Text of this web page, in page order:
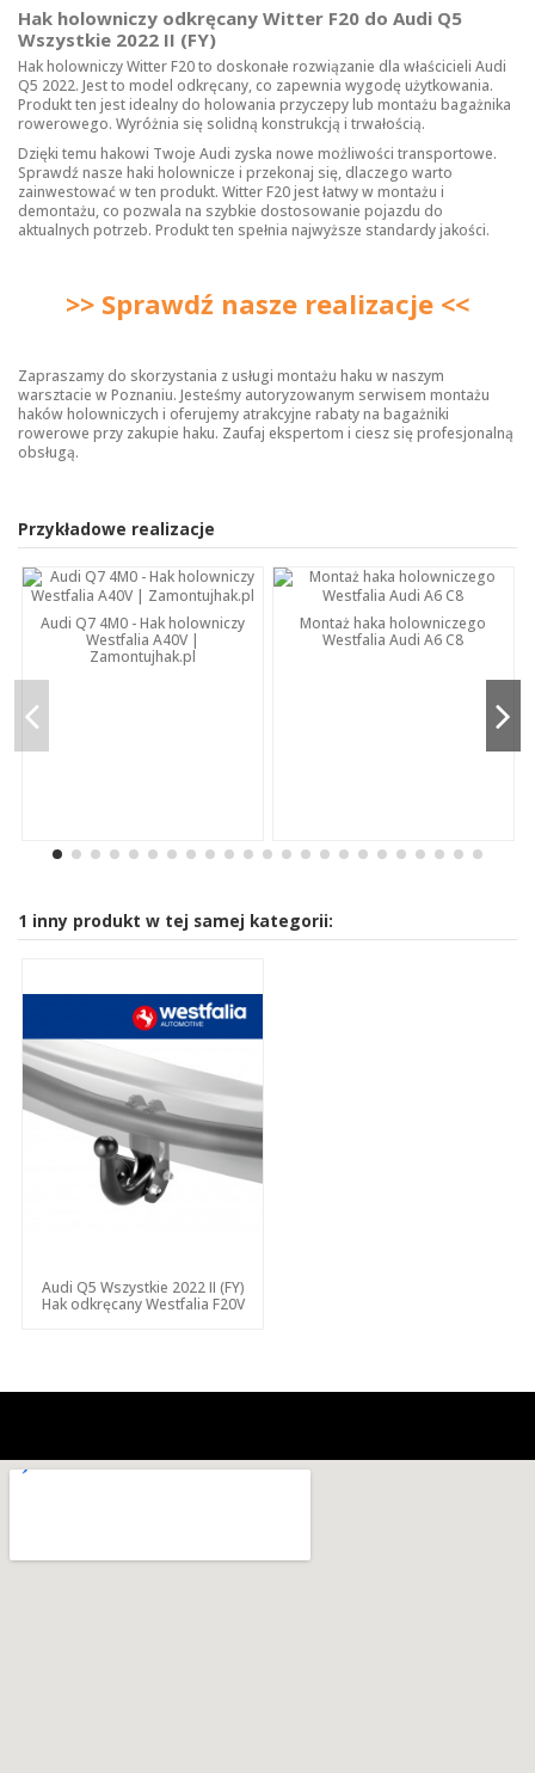
Hak holowniczy odkręcany Witter F20 do Audi Q5
Wszystkie 2022 II (FY)
Hak holowniczy Witter F20 to doskonałe rozwiązanie dla właścicieli Audi
Q5 2022. Jest to model odkręcany, co zapewnia wygodę użytkowania.
Produkt ten jest idealny do holowania przyczepy lub montażu bagażnika
rowerowego. Wyróżnia się solidną konstrukcją i trwałością.
Dzięki temu hakowi Twoje Audi zyska nowe możliwości transportowe.
Sprawdź nasze haki holownicze i przekonaj się, dlaczego warto
zainwestować w ten produkt. Witter F20 jest łatwy w montażu i
demontażu, co pozwala na szybkie dostosowanie pojazdu do
aktualnych potrzeb. Produkt ten spełnia najwyższe standardy jakości.
>> Sprawdź nasze realizacje <<
Zapraszamy do skorzystania z usługi montażu haku w naszym
warsztacie w Poznaniu. Jesteśmy autoryzowanym serwisem montażu
haków holowniczych i oferujemy atrakcyjne rabaty na bagażniki
rowerowe przy zakupie haku. Zaufaj ekspertom i ciesz się profesjonalną
obsługą.
Przykładowe realizacje
Audi Q7 4M0 - Hak holowniczy
Westfalia A40V |
Zamontujhak.pl
Montaż haka holowniczego
Westfalia Audi A6 C8
1 inny produkt w tej samej kategorii:
Audi Q5 Wszystkie 2022 II (FY)
Hak odkręcany Westfalia F20V